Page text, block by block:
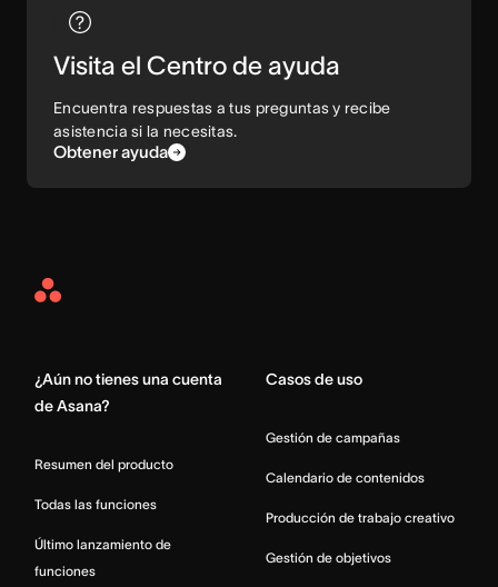
Visita el Centro de ayuda
Encuentra respuestas a tus preguntas y recibe
asistencia si la necesitas.
Obtener ayuda
Asana
¿Aún no tienes una cuenta
de Asana?
Resumen del producto
Todas las funciones
Último lanzamiento de
funciones
Casos de uso
Gestión de campañas
Calendario de contenidos
Producción de trabajo creativo
Gestión de objetivos